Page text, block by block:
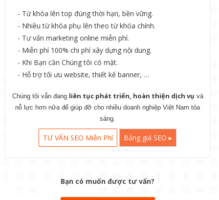
- Từ khóa lên top đúng thời hạn, bền vững.
- Nhiều từ khóa phụ lên theo từ khóa chính.
- Tư vấn marketing online miễn phí.
- Miễn phí 100% chi phí xây dựng nội dung.
- Khi Bạn cần Chúng tôi có mặt.
- Hỗ trợ tối ưu website, thiết kế banner, …
Chúng tôi vẫn đang liên tục phát triển, hoàn thiện dịch vụ và
nỗ lực hơn nữa để giúp đỡ cho nhiều doanh nghiệp Việt Nam tỏa
sáng.
TƯ VẤN SEO Miễn Phí Bảng giá SEO ▸
Bạn có muốn được tư vấn?